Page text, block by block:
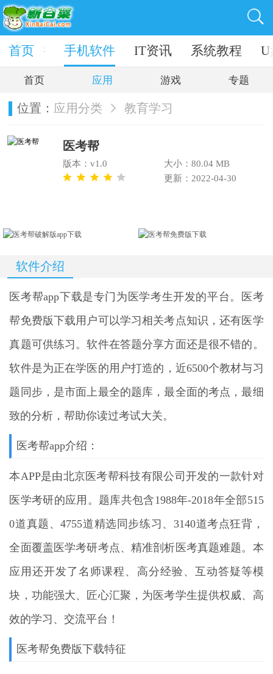
脑软件 手机软件 IT资讯 系统教程 U
首页
首页 应用 游戏 专题
位置： 应用分类 教育学习
医考帮
版本：v1.0
大小：80.04 MB
更新：2022-04-30
软件介绍
医考帮app下载是专门为医学考生开发的平台。医考
帮免费版下载用户可以学习相关考点知识，还有医学
真题可供练习。软件在答题分享方面还是很不错的。
软件是为正在学医的用户打造的，近6500个教材与习
题同步，是市面上最全的题库，最全面的考点，最细
致的分析，帮助你读过考试大关。
医考帮app介绍：
本APP是由北京医考帮科技有限公司开发的一款针对
医学考研的应用。题库共包含1988年-2018年全部515
0道真题、4755道精选同步练习、3140道考点狂背，
全面覆盖医学考研考点、精准剖析医考真题难题。本
应用还开发了名师课程、高分经验、互动答疑等模
块，功能强大、匠心汇聚，为医考学生提供权威、高
效的学习、交流平台！
医考帮免费版下载特征